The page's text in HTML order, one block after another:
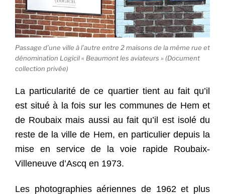
Passage d’une ville à l’autre entre 2 maisons de la même rue et
dénomination Logicil « Beaumont les aviateurs » (Document
collection privée)
La particularité de ce quartier tient au fait qu’il
est situé à la fois sur les communes de Hem et
de Roubaix mais aussi au fait qu’il est isolé du
reste de la ville de Hem, en particulier depuis la
mise en service de la voie rapide Roubaix-
Villeneuve d’Ascq en 1973.
Les photographies aériennes de 1962 et plus